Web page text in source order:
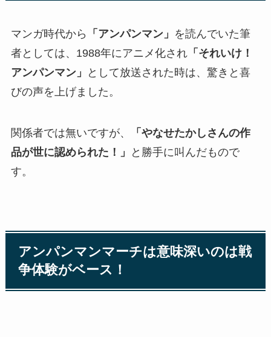
マンガ時代から 「アンパンマン」 を読んでいた筆
者としては、1988年にアニメ化され「それいけ！
アンパンマン」
として放送された時は、驚きと喜
びの声を上げました。
関係者では無いですが、
「やなせたかしさんの作
品が世に認められた！」
と勝手に叫んだもので
す。
アンパンマンマーチは意味深いのは戦
争体験がベース！